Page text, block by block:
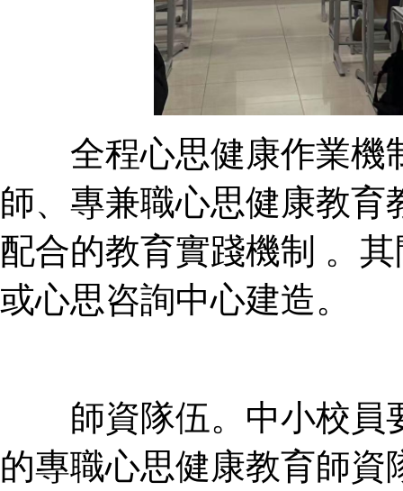
全程心思健康作業機制
師、專兼職心思健康教
配合的教育實踐機制 。其
或心思咨詢中心建造。
師資隊伍。中小
的專職心思健康教育師資